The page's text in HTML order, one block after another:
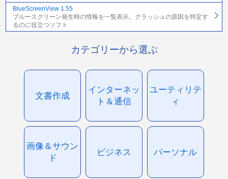
BlueScreenView 1.55
ブルースクリーン発生時の情報を一覧表示。クラッシュの原因を特定す
るのに役立つソフト
カテゴリーから選ぶ
文書作成
インターネッ
ト＆通信
ユーティリテ
ィ
画像＆サウン
ド
ビジネス パーソナル